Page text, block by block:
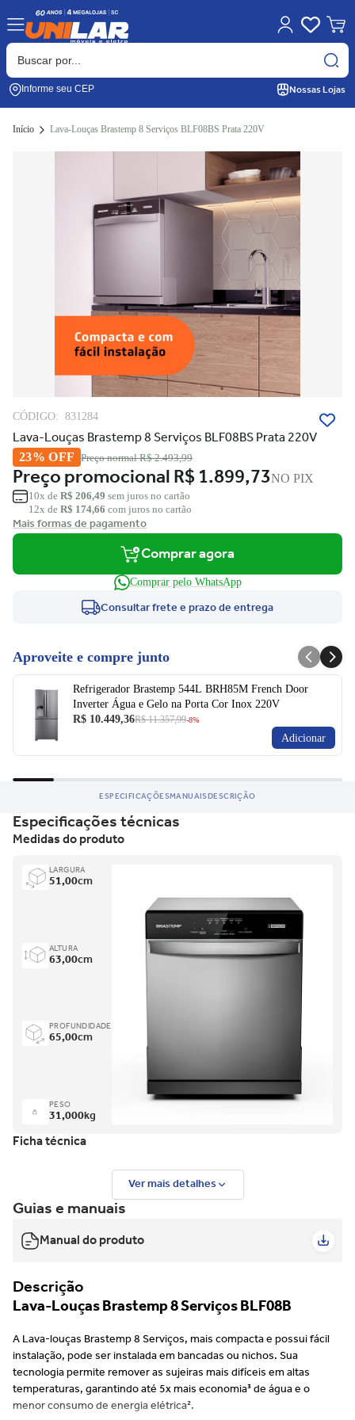
Informe seu CEP Nossas Lojas
Início Lava-Louças Brastemp 8 Serviços BLF08BS Prata 220V
CÓDIGO: 831284
Lava-Louças Brastemp 8 Serviços BLF08BS Prata 220V
23% OFF Preço normalR$ 2.493,99
Preço promocionalR$ 1.899,73NO PIX
10x de R$ 206,49 sem juros no cartão
12x de R$ 174,66 com juros no cartão
Mais formas de pagamento
Comprar agora
Comprar pelo WhatsApp
Consultar frete e prazo de entrega
Aproveite e compre junto
Refrigerador Brastemp 544L BRH85M French Door
Inverter Água e Gelo na Porta Cor Inox 220V
R$ 10.449,36R$ 11.357,99-8%
Adicionar
ESPECIFICAÇÕESMANUAISDESCRIÇÃO
Especificações técnicas
Medidas do produto
LARGURA
51,00cm
ALTURA
63,00cm
PROFUNDIDADE
65,00cm
PESO
31,000kg
Ficha técnica
Ver mais detalhes
Guias e manuais
Manual do produto
Descrição
Lava-Louças Brastemp 8 Serviços BLF08B
A Lava-louças Brastemp 8 Serviços, mais compacta e possui fácil
instalação, pode ser instalada em bancadas ou nichos. Sua
tecnologia permite remover as sujeiras mais difíceis em altas
temperaturas, garantindo até 5x mais economia³ de água e o
menor consumo de energia elétrica².